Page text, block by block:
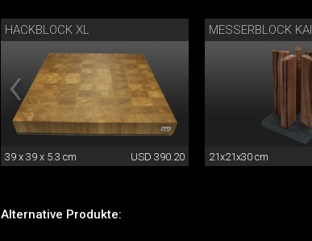
HACKBLOCK XL
39 x 39 x 5.3 cm USD 390.20
MESSERBLOCK KAI
21x21x30 cm
Alternative Produkte: